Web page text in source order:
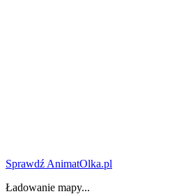
Sprawdź AnimatOlka.pl
Ładowanie mapy...